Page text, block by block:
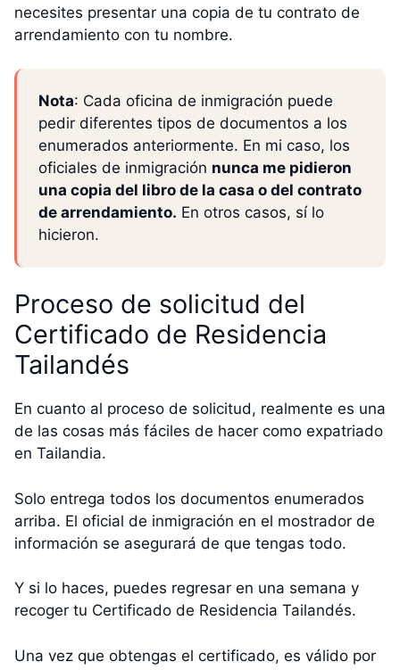
necesites presentar una copia de tu contrato de
arrendamiento con tu nombre.
Nota: Cada oficina de inmigración puede
pedir diferentes tipos de documentos a los
enumerados anteriormente. En mi caso, los
oficiales de inmigración nunca me pidieron
una copia del libro de la casa o del contrato
de arrendamiento. En otros casos, sí lo
hicieron.
Proceso de solicitud del
Certificado de Residencia
Tailandés
En cuanto al proceso de solicitud, realmente es una
de las cosas más fáciles de hacer como expatriado
en Tailandia.
Solo entrega todos los documentos enumerados
arriba. El oficial de inmigración en el mostrador de
información se asegurará de que tengas todo.
Y si lo haces, puedes regresar en una semana y
recoger tu Certificado de Residencia Tailandés.
Una vez que obtengas el certificado, es válido por